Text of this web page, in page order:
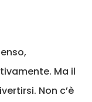
Ma il
Non c’è